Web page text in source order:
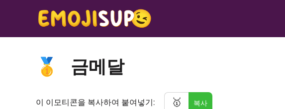
🥇 금메달
이 이모티콘을 복사하여 붙여넣기: 🥇 복사